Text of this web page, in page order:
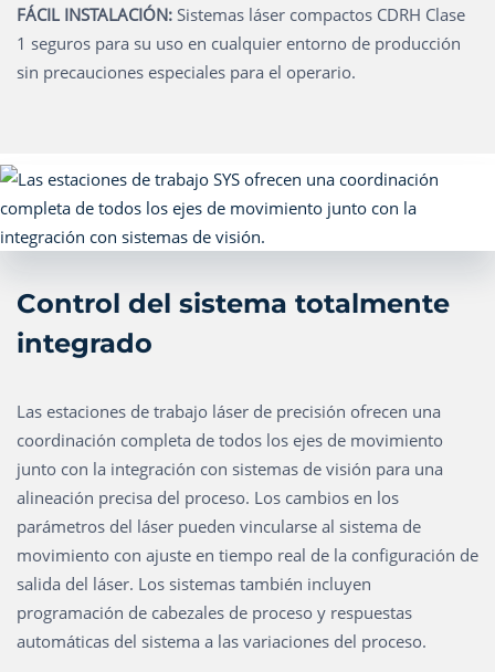
FÁCIL INSTALACIÓN: Sistemas láser compactos CDRH Clase
1 seguros para su uso en cualquier entorno de producción
sin precauciones especiales para el operario.
Control del sistema totalmente
integrado
Las estaciones de trabajo láser de precisión ofrecen una
coordinación completa de todos los ejes de movimiento
junto con la integración con sistemas de visión para una
alineación precisa del proceso. Los cambios en los
parámetros del láser pueden vincularse al sistema de
movimiento con ajuste en tiempo real de la configuración de
salida del láser. Los sistemas también incluyen
programación de cabezales de proceso y respuestas
automáticas del sistema a las variaciones del proceso.